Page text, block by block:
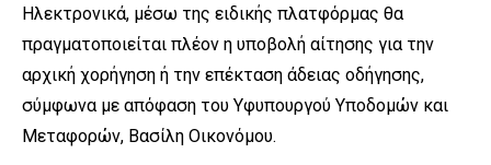
Ηλεκτρονικά, μέσω της ειδικής πλατφόρμας θα
πραγματοποιείται πλέον η υποβολή αίτησης για την
αρχική χορήγηση ή την επέκταση άδειας οδήγησης,
σύμφωνα με απόφαση του Υφυπουργού Υποδομών και
Μεταφορών, Βασίλη Οικονόμου.